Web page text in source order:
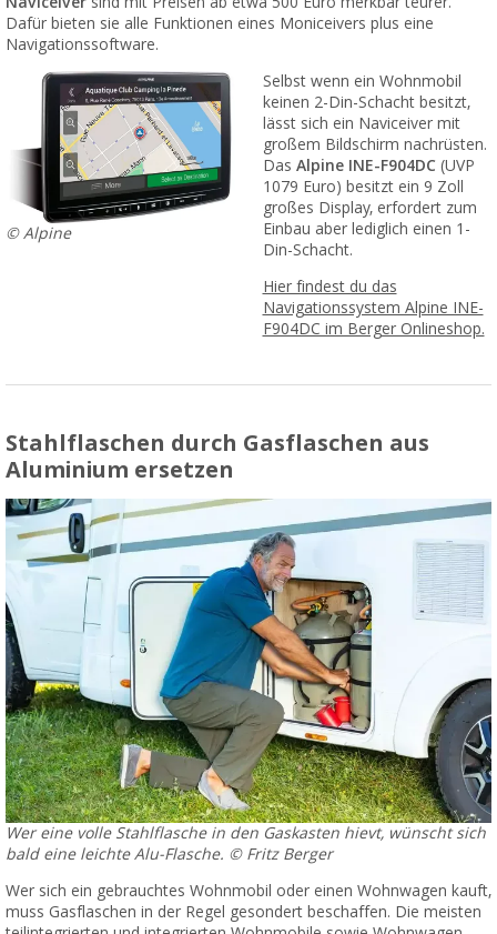
Dafür bieten sie alle Funktionen eines Moniceivers plus eine
Navigationssoftware.
© Alpine
Selbst wenn ein Wohnmobil
keinen 2-Din-Schacht besitzt,
lässt sich ein Naviceiver mit
großem Bildschirm nachrüsten.
Das Alpine INE-F904DC (UVP
1079 Euro) besitzt ein 9 Zoll
großes Display, erfordert zum
Einbau aber lediglich einen 1-
Din-Schacht.
Hier findest du das
Navigationssystem Alpine INE-
F904DC im Berger Onlineshop.
Stahlflaschen durch Gasflaschen aus
Aluminium ersetzen
Wer eine volle Stahlflasche in den Gaskasten hievt, wünscht sich
bald eine leichte Alu-Flasche. © Fritz Berger
Wer sich ein gebrauchtes Wohnmobil oder einen Wohnwagen kauft,
muss Gasflaschen in der Regel gesondert beschaffen. Die meisten